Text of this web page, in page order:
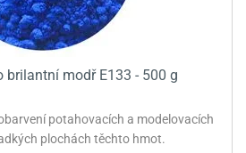
brilantní modř E133 - 500 g
potahovacích a modelovacích
plochách těchto hmot.